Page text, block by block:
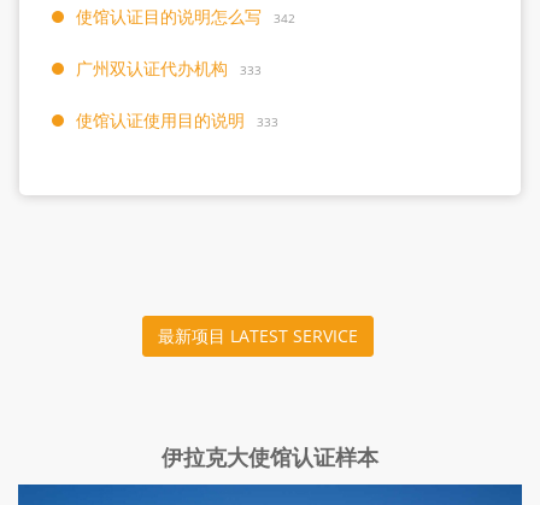
使馆认证目的说明怎么写 342
广州双认证代办机构 333
使馆认证使用目的说明 333
最新项目 LATEST SERVICE
伊拉克大使馆认证样本